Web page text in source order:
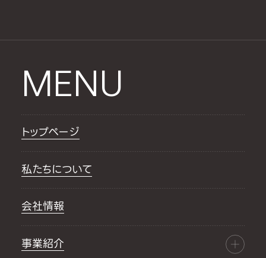
MENU
トップページ
私たちについて
会社情報
事業紹介